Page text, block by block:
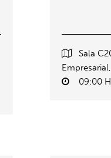
Sala
09:00